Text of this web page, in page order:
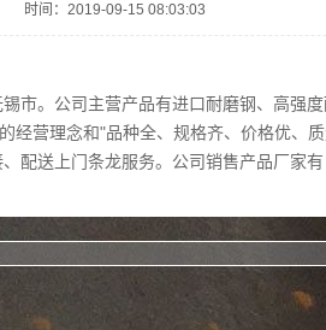
时间：2019-09-15 08:03:03
。公司主营产品有进口耐磨钢、高强
经营理念和"品种全、规格齐、价格优、
配送上门条龙服务。公司销售产品厂家